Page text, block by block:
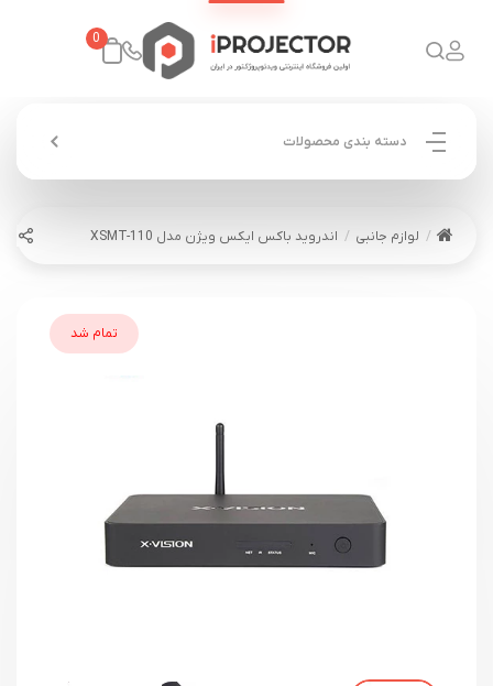
0
دسته بندی محصولات
لوازم جانبی اندروید باکس ایکس ویژن مدل XSMT-110
تمام شد